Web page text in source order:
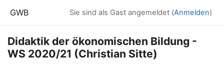
GWB Sie sind als Gast angemeldet (Anmelden)
Didaktik der ökonomischen Bildung -
WS 2020/21 (Christian Sitte)